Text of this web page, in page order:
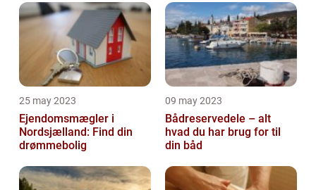
25 may 2023
Ejendomsmægler i
Nordsjælland: Find din
drømmebolig
09 may 2023
Bådreservedele – alt
hvad du har brug for til
din båd